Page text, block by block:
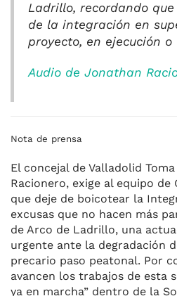
Ladrillo, recordando
de la integración en
proyecto, en ejecución
Audio de Jonathan
Nota de prensa
El concejal de Valladolid
Racionero, exige al equipo de
que deje de boicotear la
excusas que no hacen más
de Arco de Ladrillo, una
urgente ante la degradación
precario paso peatonal. Por
avancen los trabajos de esta
ya en marcha” dentro de la